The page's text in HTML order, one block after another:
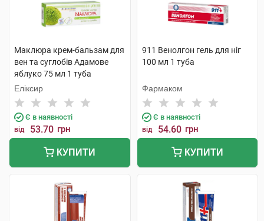
Маклюра крем-бальзам для
вен та суглобів Адамове
яблуко 75 мл 1 туба
Еліксир
Є в наявності
від 53.70 грн
КУПИТИ
911 Венолгон гель для ніг
100 мл 1 туба
Фармаком
Є в наявності
від 54.60 грн
КУПИТИ